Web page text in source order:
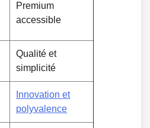
Premium
accessible
Qualité et
simplicité
Innovation et
polyvalence